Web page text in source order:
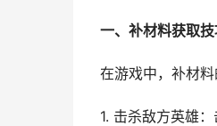
一、补材料获取
在游戏中，补材料
1. 击杀敌方英雄